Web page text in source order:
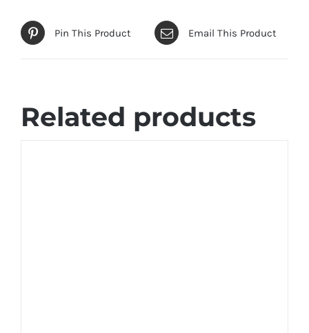
Pin This Product Email This Product
Related products